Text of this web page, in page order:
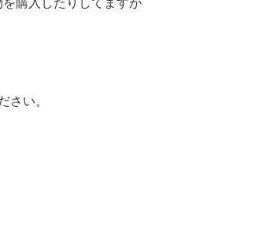
購入したりしてますが
さい。